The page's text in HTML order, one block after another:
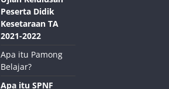
Peserta Didik
Kesetaraan TA
2021-2022
Apa itu Pamong
Belajar?
Apa itu SPNF